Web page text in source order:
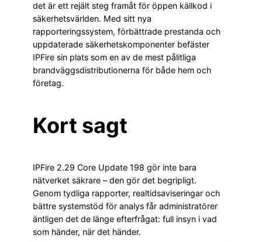
det är ett rejält steg framåt för öppen källkod i
säkerhetsvärlden. Med sitt nya
rapporteringssystem, förbättrade prestanda och
uppdaterade säkerhetskomponenter befäster
IPFire sin plats som en av de mest pålitliga
brandväggsdistributionerna för både hem och
företag.
Kort sagt
IPFire 2.29 Core Update 198 gör inte bara
nätverket säkrare – den gör det begripligt.
Genom tydliga rapporter, realtidsaviseringar och
bättre systemstöd för analys får administratörer
äntligen det de länge efterfrågat: full insyn i vad
som händer, när det händer.